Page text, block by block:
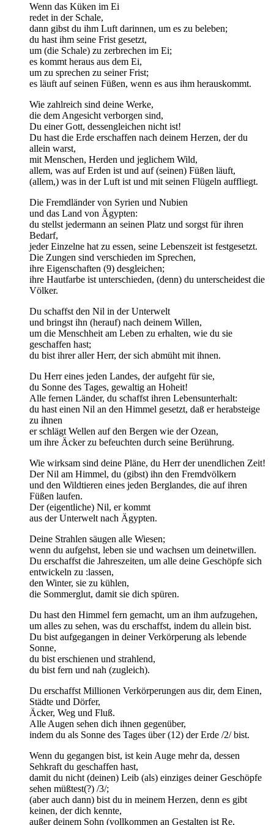
Wenn das Küken im Ei
redet in der Schale,
dann gibst du ihm Luft darinnen, um es zu beleben;
du hast ihm seine Frist gesetzt,
um (die Schale) zu zerbrechen im Ei;
es kommt heraus aus dem Ei,
um zu sprechen zu seiner Frist;
es läuft auf seinen Füßen, wenn es aus ihm herauskommt.
Wie zahlreich sind deine Werke,
die dem Angesicht verborgen sind,
Du einer Gott, dessengleichen nicht ist!
Du hast die Erde erschaffen nach deinem Herzen, der du
allein warst,
mit Menschen, Herden und jeglichem Wild,
allem, was auf Erden ist und auf (seinen) Füßen läuft,
(allem,) was in der Luft ist und mit seinen Flügeln auffliegt.
Die Fremdländer von Syrien und Nubien
und das Land von Ägypten:
du stellst jedermann an seinen Platz und sorgst für ihren
Bedarf,
jeder Einzelne hat zu essen, seine Lebenszeit ist festgesetzt.
Die Zungen sind verschieden im Sprechen,
ihre Eigenschaften (9) desgleichen;
ihre Hautfarbe ist unterschieden, (denn) du unterscheidest die
Völker.
Du schaffst den Nil in der Unterwelt
und bringst ihn (herauf) nach deinem Willen,
um die Menschheit am Leben zu erhalten, wie du sie
geschaffen hast;
du bist ihrer aller Herr, der sich abmüht mit ihnen.
Du Herr eines jeden Landes, der aufgeht für sie,
du Sonne des Tages, gewaltig an Hoheit!
Alle fernen Länder, du schaffst ihren Lebensunterhalt:
du hast einen Nil an den Himmel gesetzt, daß er herabsteige
zu ihnen
er schlägt Wellen auf den Bergen wie der Ozean,
um ihre Äcker zu befeuchten durch seine Berührung.
Wie wirksam sind deine Pläne, du Herr der unendlichen Zeit!
Der Nil am Himmel, du (gibst) ihn den Fremdvölkern
und den Wildtieren eines jeden Berglandes, die auf ihren
Füßen laufen.
Der (eigentliche) Nil, er kommt
aus der Unterwelt nach Ägypten.
Deine Strahlen säugen alle Wiesen;
wenn du aufgehst, leben sie und wachsen um deinetwillen.
Du erschaffst die Jahreszeiten, um alle deine Geschöpfe sich
entwickeln zu :lassen,
den Winter, sie zu kühlen,
die Sommerglut, damit sie dich spüren.
Du hast den Himmel fern gemacht, um an ihm aufzugehen,
um alles zu sehen, was du erschaffst, indem du allein bist.
Du bist aufgegangen in deiner Verkörperung als lebende
Sonne,
du bist erschienen und strahlend,
du bist fern und nah (zugleich).
Du erschaffst Millionen Verkörperungen aus dir, dem Einen,
Städte und Dörfer,
Äcker, Weg und Fluß.
Alle Augen sehen dich ihnen gegenüber,
indem du als Sonne des Tages über (12) der Erde /2/ bist.
Wenn du gegangen bist, ist kein Auge mehr da, dessen
Sehkraft du geschaffen hast,
damit du nicht (deinen) Leib (als) einziges deiner Geschöpfe
sehen müßtest(?) /3/;
(aber auch dann) bist du in meinem Herzen, denn es gibt
keinen, der dich kennte,
außer deinem Sohn (vollkommen an Gestalten ist Re,